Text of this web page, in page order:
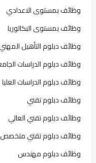
وظائف بمستوى الاعدادي
وظائف بمستوى البكالوريا
وظائف دبلوم التأهيل المهني
وظائف دبلوم الدراسات
وظائف دبلوم الدراسات العليا
وظائف دبلوم تقني
وظائف دبلوم تقني العالي
وظائف دبلوم تقني متخصص
وظائف دبلوم مهندس